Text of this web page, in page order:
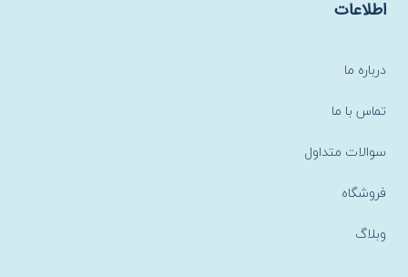
اطلاعات
درباره ما
تماس با ما
سوالات متداول
فروشگاه
وبلاگ